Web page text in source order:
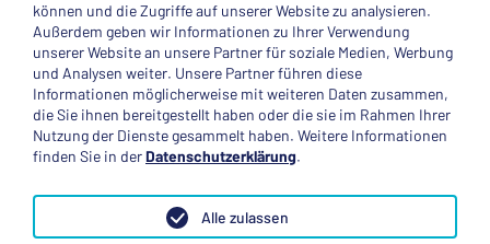
Impressum Datenschutzerklärung Kontakt
Mitglied im
Anerkannte Einsatzstelle
können und die Zugriffe auf unserer Website zu analysieren.
Außerdem geben wir Informationen zu Ihrer Verwendung
unserer Website an unsere Partner für soziale Medien, Werbung
und Analysen weiter. Unsere Partner führen diese
Informationen möglicherweise mit weiteren Daten zusammen,
die Sie ihnen bereitgestellt haben oder die sie im Rahmen Ihrer
Nutzung der Dienste gesammelt haben. Weitere Informationen
finden Sie in derDatenschutzerklärung.
Alle zulassen